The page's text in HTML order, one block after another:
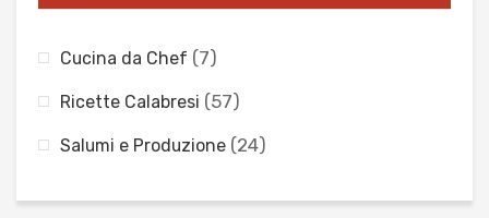
Cucina da Chef (7)
Ricette Calabresi (57)
Salumi e Produzione (24)